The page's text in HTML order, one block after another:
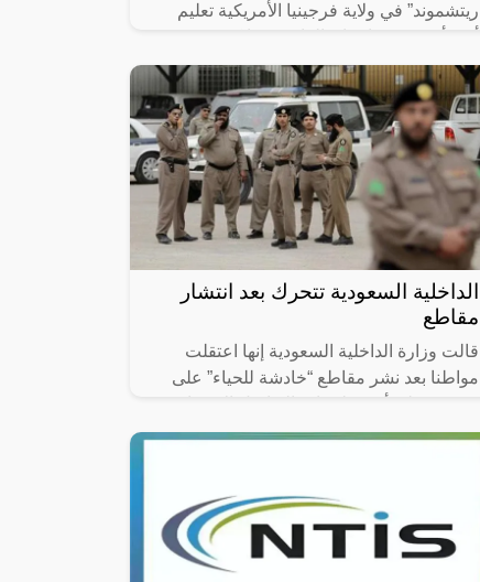
ريتشموند” في ولاية فرجينيا الأمريكية تعليم
الرضاعة، إذ أحضر حراس الحديقة أمًا
الداخلية السعودية تتحرك بعد انتشار
مقاطع
قالت وزارة الداخلية السعودية إنها اعتقلت
مواطنا بعد نشر مقاطع “خادشة للحياء” على